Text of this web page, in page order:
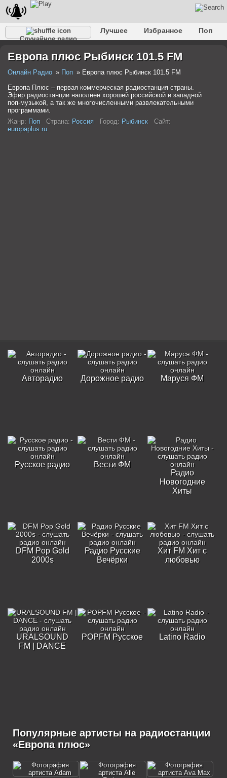
Случайное радио
Лучшее Избранное
Поп
Разговорное
Рэп Транс Дип-хаус
Фолк
Европа плюс Рыбинск 101.5 FM
Онлайн Радио Поп
Европа плюс Рыбинск 101.5 FM
Европа Плюс – первая коммерческая радиостанция страны.
Эфир радиостанции наполнен хорошей российской и западной
поп-музыкой, а так же многочисленными развлекательными
программами.
Жанр: Поп Страна: Россия Город: Рыбинск
Сайт:
europaplus.ru
Авторадио Дорожное радио Маруся ФМ
Русское радио
Вести ФМ
Радио
Новогодние
Хиты
DFM Pop Gold
2000s
Радио Русские
Вечёрки
Хит FM Хит с
любовью
URALSOUND
FM | DANCE
POPFM Русское Latino Radio
Популярные артисты на радиостанции
«Европа плюс»